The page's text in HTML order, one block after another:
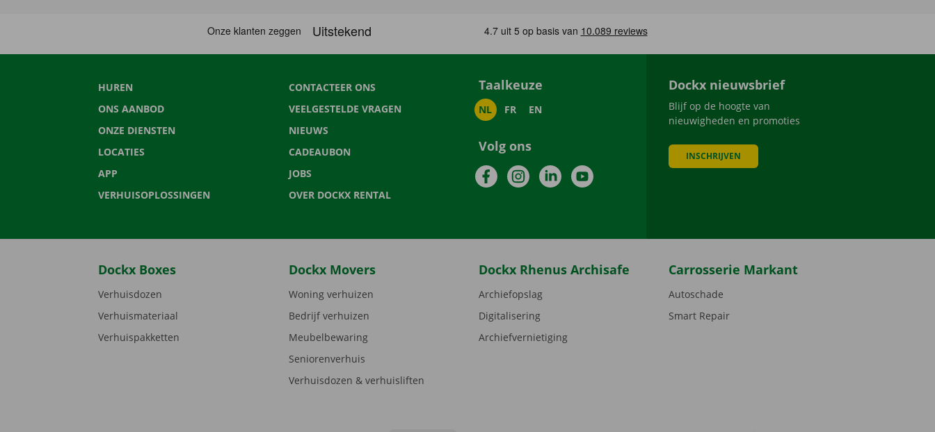
HUREN
ONS AANBOD
ONZE DIENSTEN
LOCATIES
APP
VERHUISOPLOSSINGEN
CONTACTEER ONS
VEELGESTELDE VRAGEN
NIEUWS
CADEAUBON
JOBS
OVER DOCKX RENTAL
Taalkeuze
NL FR EN
Volg ons
FacebookInstagramLinkedInYouTube
Dockx nieuwsbrief
Blijf op de hoogte van
nieuwigheden en promoties
INSCHRIJVEN
Dockx Boxes
Verhuisdozen
Verhuismateriaal
Verhuispakketten
Dockx Movers
Woning verhuizen
Bedrijf verhuizen
Meubelbewaring
Seniorenverhuis
Verhuisdozen & verhuisliften
Dockx Rhenus Archisafe
Archiefopslag
Digitalisering
Archiefvernietiging
Carrosserie Markant
Autoschade
Smart Repair